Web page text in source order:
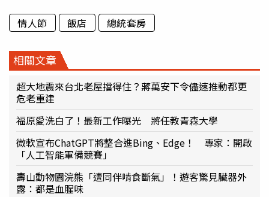
情人節 飯店 總統套房
相關文章
超大地震來台北老屋擋得住？蔣萬安下令儘速推動都更
危老重建
福原愛洗白了！最新工作曝光 將任教青森大學
微軟宣布ChatGPT將整合進Bing、Edge！ 專家：開啟
「人工智能軍備競賽」
壽山動物園浣熊「遭同伴啃食斷氣」！遊客驚見臟器外
露：都是血腥味